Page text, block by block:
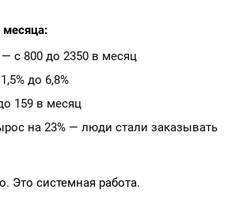
месяца:
с 800 до 2350 в месяц
до 6,8%
159 в месяц
на 23% — люди стали заказывать
Это системная работа.